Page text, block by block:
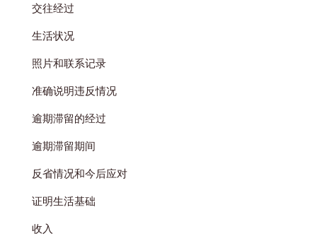
交往经过
生活状况
照片和联系记录
准确说明违反情况
逾期滞留的经过
逾期滞留期间
反省情况和今后应对
证明生活基础
收入